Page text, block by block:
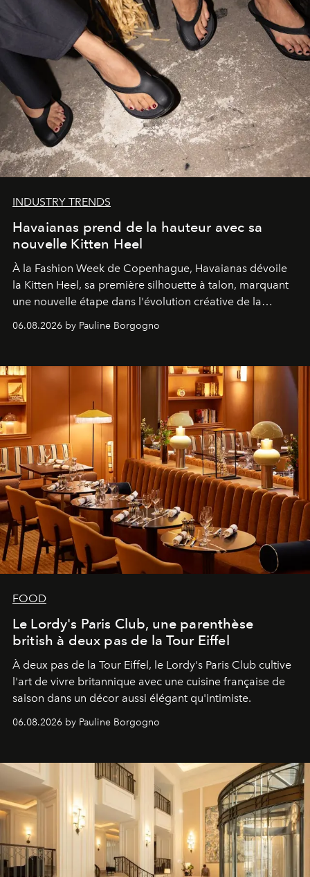
INDUSTRY TRENDS
Havaianas prend de la hauteur avec sa
nouvelle Kitten Heel
À la Fashion Week de Copenhague, Havaianas dévoile
la Kitten Heel, sa première silhouette à talon, marquant
une nouvelle étape dans l'évolution créative de la
06.08.2026 by Pauline Borgogno
FOOD
Le Lordy's Paris Club, une parenthèse
british à deux pas de la Tour Eiffel
À deux pas de la Tour Eiffel, le Lordy's Paris Club cultive
l'art de vivre britannique avec une cuisine française de
saison dans un décor aussi élégant qu'intimiste.
06.08.2026 by Pauline Borgogno